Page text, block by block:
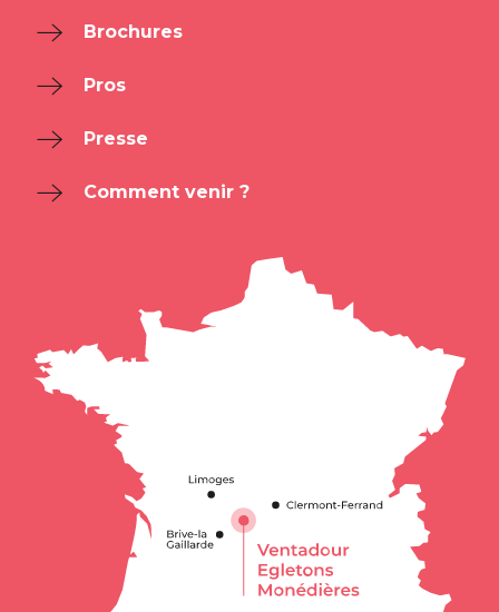
Brochures
Pros
Presse
Comment venir ?